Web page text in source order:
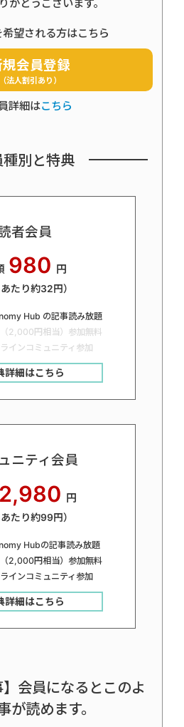
がとうございます。
望される方はこちら
会員登録
（法人割引あり）
詳細はこちら
種別と特典
者会員
980 円
あたり約32円）
Hub の記事読み放題
2,000円相当）参加無料
インコミュニティ参加
詳細はこちら
ニティ会員
2,980 円
あたり約99円）
Hubの記事読み放題
2,000円相当）参加無料
インコミュニティ参加
詳細はこちら
】会員になるとこのよ
が読めます。